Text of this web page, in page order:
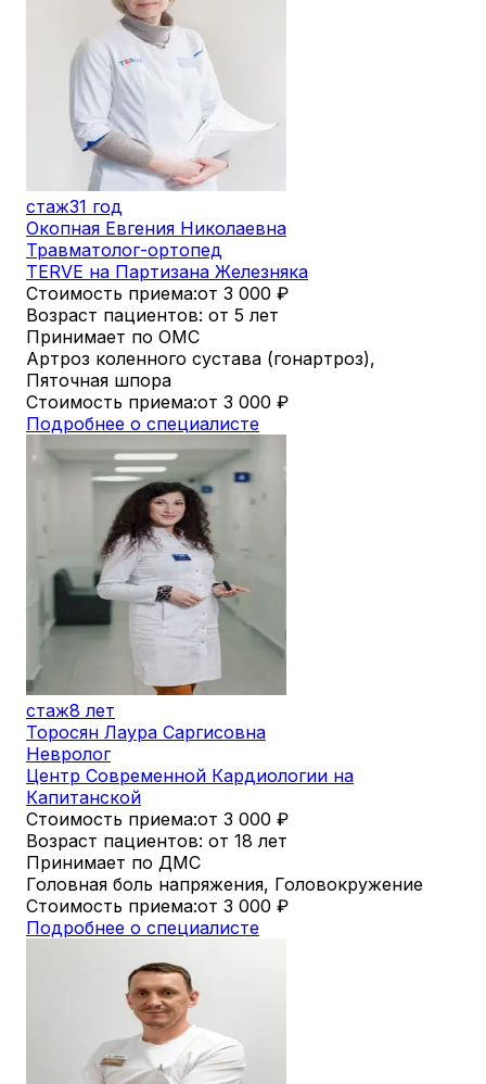
стаж31 год
Окопная Евгения Николаевна
Травматолог-ортопед
TERVE на Партизана Железняка
Стоимость приема:от 3 000 ₽
Возраст пациентов: от 5 лет
Принимает по ОМС
Артроз коленного сустава (гонартроз),
Пяточная шпора
Стоимость приема:от 3 000 ₽
Подробнее о специалисте
стаж8 лет
Торосян Лаура Саргисовна
Невролог
Центр Современной Кардиологии на
Капитанской
Стоимость приема:от 3 000 ₽
Возраст пациентов: от 18 лет
Принимает по ДМС
Головная боль напряжения, Головокружение
Стоимость приема:от 3 000 ₽
Подробнее о специалисте